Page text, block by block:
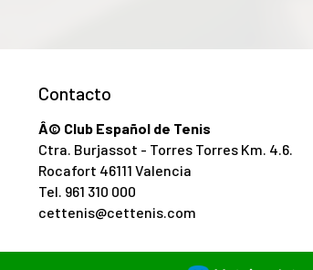
Contacto
Â© Club Español de Tenis
Ctra. Burjassot - Torres Torres Km. 4.6.
Rocafort 46111 Valencia
Tel. 961 310 000
cettenis@cettenis.com